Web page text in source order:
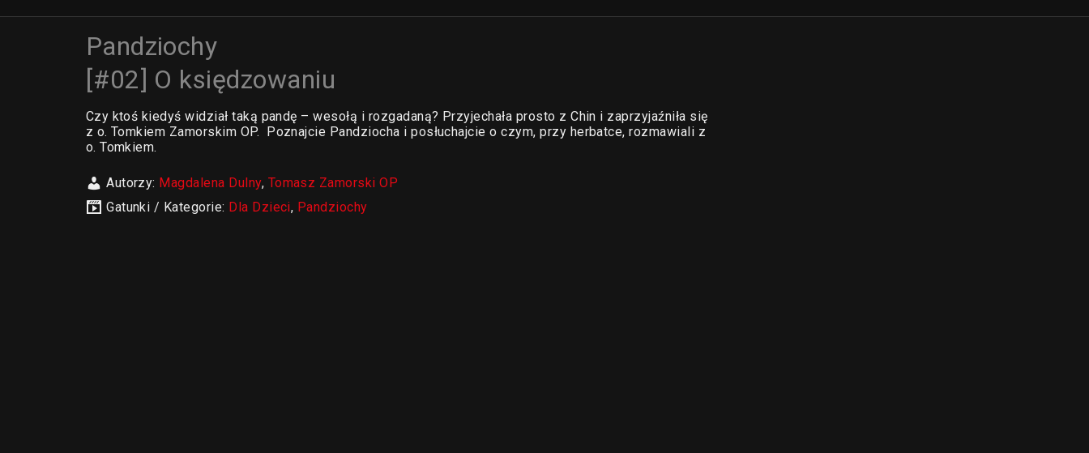
Pandziochy
[#02] O księdzowaniu
Czy ktoś kiedyś widział taką pandę – wesołą i rozgadaną? Przyjechała prosto z Chin i zaprzyjaźniła się
z o. Tomkiem Zamorskim OP. Poznajcie Pandziocha i posłuchajcie o czym, przy herbatce, rozmawiali z
o. Tomkiem.
Autorzy: Magdalena Dulny, Tomasz Zamorski OP
Gatunki / Kategorie: Dla Dzieci, Pandziochy